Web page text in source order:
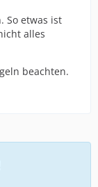
So etwas ist
alles
beachten.